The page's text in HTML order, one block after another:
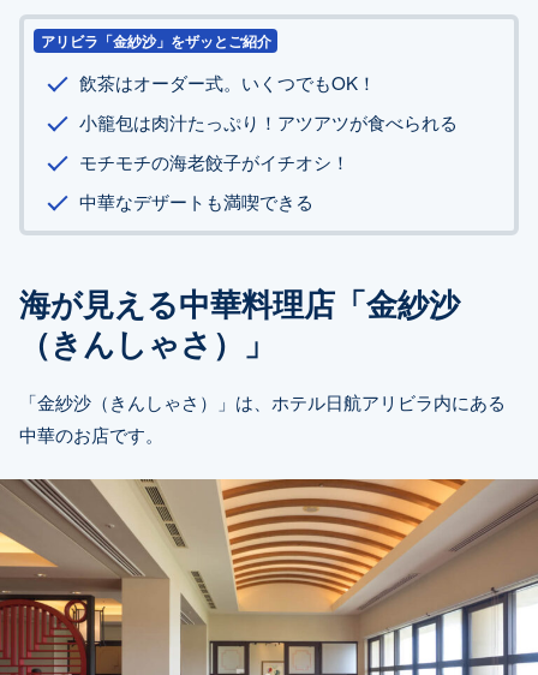
アリビラ「金紗沙」をザッとご紹介
飲茶はオーダー式。いくつでもOK！
小籠包は肉汁たっぷり！アツアツが食べられる
モチモチの海老餃子がイチオシ！
中華なデザートも満喫できる
海が見える中華料理店「金紗沙
（きんしゃさ）」
「金紗沙（きんしゃさ）」は、ホテル日航アリビラ内にある
中華のお店です。